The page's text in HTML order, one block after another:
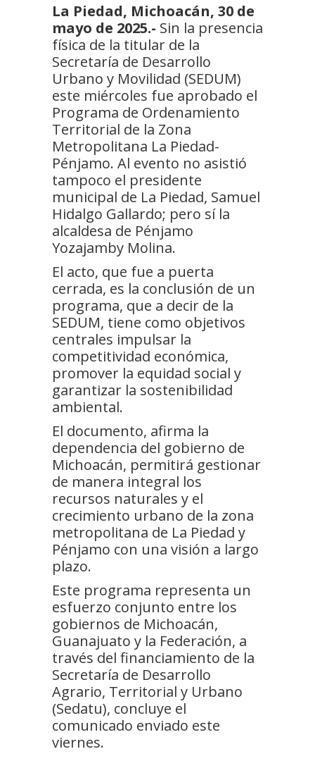
La Piedad, Michoacán, 30 de
mayo de 2025.- Sin la presencia
física de la titular de la
Secretaría de Desarrollo
Urbano y Movilidad (SEDUM)
este miércoles fue aprobado el
Programa de Ordenamiento
Territorial de la Zona
Metropolitana La Piedad-
Pénjamo. Al evento no asistió
tampoco el presidente
municipal de La Piedad, Samuel
Hidalgo Gallardo; pero sí la
alcaldesa de Pénjamo
Yozajamby Molina.
El acto, que fue a puerta
cerrada, es la conclusión de un
programa, que a decir de la
SEDUM, tiene como objetivos
centrales impulsar la
competitividad económica,
promover la equidad social y
garantizar la sostenibilidad
ambiental.
El documento, afirma la
dependencia del gobierno de
Michoacán, permitirá gestionar
de manera integral los
recursos naturales y el
crecimiento urbano de la zona
metropolitana de La Piedad y
Pénjamo con una visión a largo
plazo.
Este programa representa un
esfuerzo conjunto entre los
gobiernos de Michoacán,
Guanajuato y la Federación, a
través del financiamiento de la
Secretaría de Desarrollo
Agrario, Territorial y Urbano
(Sedatu), concluye el
comunicado enviado este
viernes.